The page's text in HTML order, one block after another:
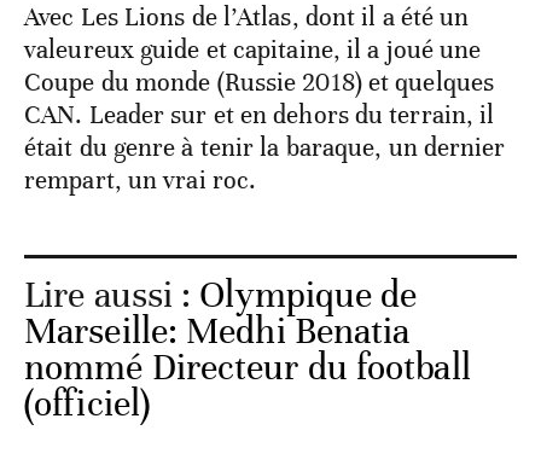
Avec Les Lions de l’Atlas, dont il a été un
valeureux guide et capitaine, il a joué une
Coupe du monde (Russie 2018) et quelques
CAN. Leader sur et en dehors du terrain, il
était du genre à tenir la baraque, un dernier
rempart, un vrai roc.
Lire aussi : Olympique de
Marseille: Medhi Benatia
nommé Directeur du football
(officiel)